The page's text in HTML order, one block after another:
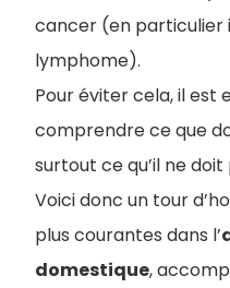
cancer (en particulier
lymphome).
Pour éviter cela, il est
comprendre ce que
surtout ce qu’il ne
Voici donc un tour
plus courantes dans l’​
domestique,